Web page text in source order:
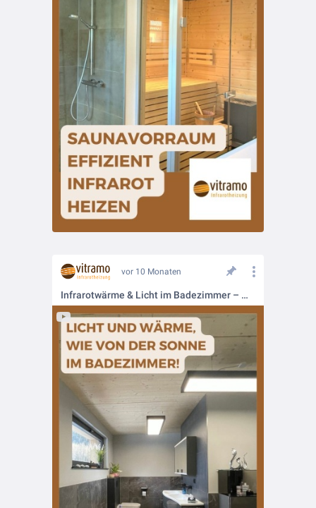
vor 10 Monaten
Infrarotwärme & Licht im Badezimmer – modern, effizient und stilvoll